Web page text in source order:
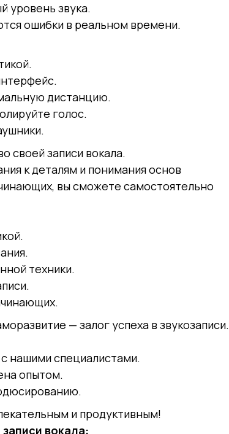
уровень звука.
ошибки в реальном времени.
дистанцию.
голос.
своей записи вокала.
к деталям и понимания основ
вы сможете самостоятельно
техники.
— залог успеха в звукозаписи.
нашими специалистами.
опытом.
и продуктивным!
вокала: